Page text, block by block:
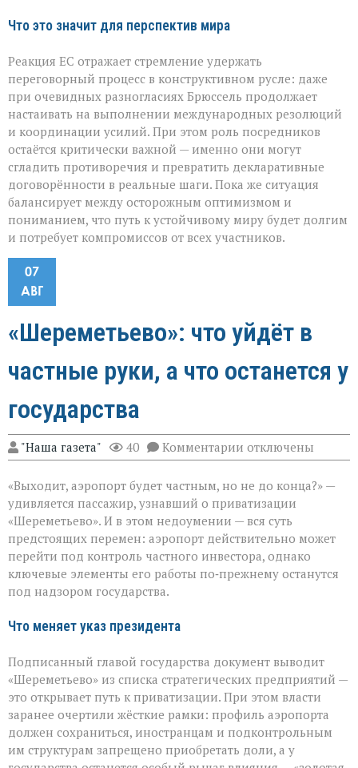
Что это значит для перспектив мира
Реакция ЕС отражает стремление удержать
переговорный процесс в конструктивном русле: даже
при очевидных разногласиях Брюссель продолжает
настаивать на выполнении международных резолюций
и координации усилий. При этом роль посредников
остаётся критически важной — именно они могут
сгладить противоречия и превратить декларативные
договорённости в реальные шаги. Пока же ситуация
балансирует между осторожным оптимизмом и
пониманием, что путь к устойчивому миру будет долгим
и потребует компромиссов от всех участников.
07
АВГ
«Шереметьево»: что уйдёт в
частные руки, а что останется у
государства
"Наша газета" 40 Комментарии к
записи
что
уйдёт
частные
руки,
а
что
останется
отключены
«Выходит, аэропорт будет частным, но не до конца?» —
удивляется пассажир, узнавший о приватизации
«Шереметьево». И в этом недоумении — вся суть
предстоящих перемен: аэропорт действительно может
перейти под контроль частного инвестора, однако
ключевые элементы его работы по‑прежнему останутся
под надзором государства.
Что меняет указ президента
Подписанный главой государства документ выводит
«Шереметьево» из списка стратегических предприятий —
это открывает путь к приватизации. При этом власти
заранее очертили жёсткие рамки: профиль аэропорта
должен сохраниться, иностранцам и подконтрольным
им структурам запрещено приобретать доли, а у